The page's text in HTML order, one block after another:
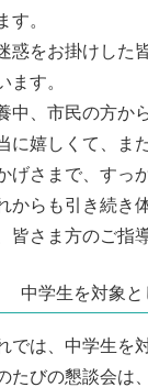
す。
惑をお掛けした
ます。
中、市民の方か
に嬉しくて、ま
げさまで、すっ
からも引き続き
皆さま方のご指
中学生を対象
では、中学生を
たびの懇談会は